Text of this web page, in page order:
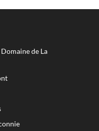
de La